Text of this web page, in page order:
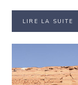
LIRE LA SUITE